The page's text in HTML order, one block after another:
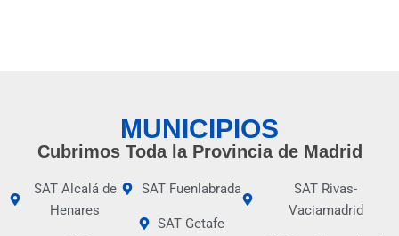
MUNICIPIOS
Cubrimos Toda la Provincia de Madrid
SAT Alcalá de
Henares
SAT Fuenlabrada
SAT Getafe
SAT Rivas-
Vaciamadrid